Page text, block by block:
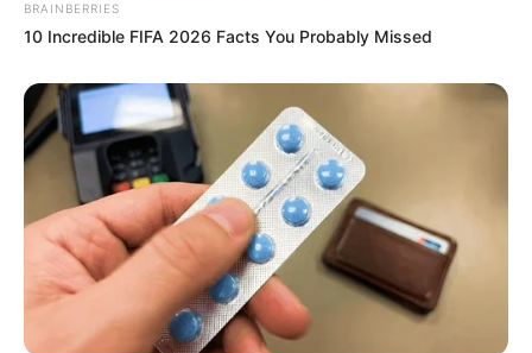
BRAINBERRIES
10 Incredible FIFA 2026 Facts You Probably Missed